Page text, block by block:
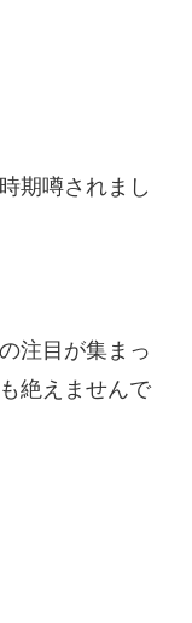
期噂されまし
注目が集まっ
絶えませんで